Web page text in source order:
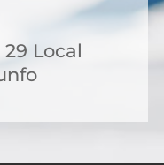
Local